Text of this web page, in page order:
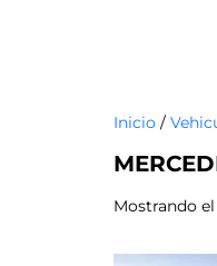
Inicio /
Mostrando